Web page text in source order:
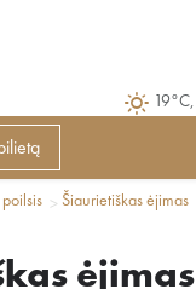
19°C,
Šiaurietiškas ėjimas
ėjimas